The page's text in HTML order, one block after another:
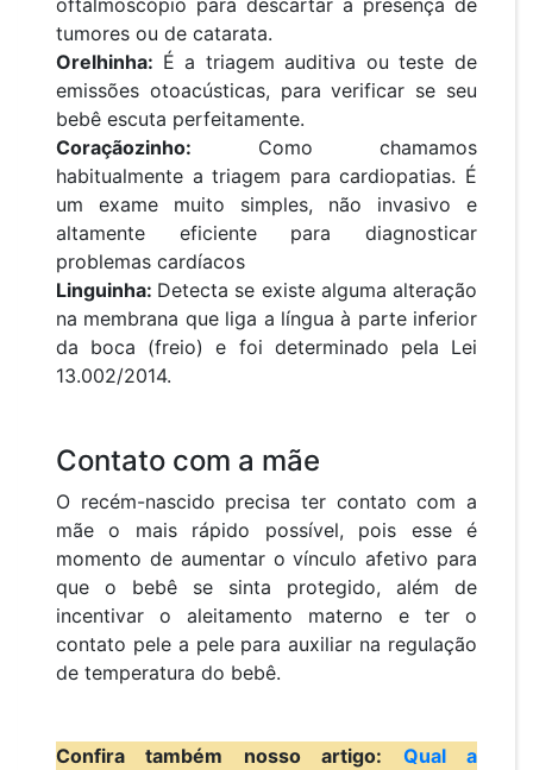
oftalmoscópio para descartar a presença de
tumores ou de catarata.
Orelhinha: É a triagem auditiva ou teste de
emissões otoacústicas, para verificar se seu
bebê escuta perfeitamente.
Coraçãozinho: Como chamamos
habitualmente a triagem para cardiopatias. É
um exame muito simples, não invasivo e
altamente eficiente para diagnosticar
problemas cardíacos
Linguinha: Detecta se existe alguma alteração
na membrana que liga a língua à parte inferior
da boca (freio) e foi determinado pela Lei
13.002/2014.
Contato com a mãe
O recém-nascido precisa ter contato com a
mãe o mais rápido possível, pois esse é
momento de aumentar o vínculo afetivo para
que o bebê se sinta protegido, além de
incentivar o aleitamento materno e ter o
contato pele a pele para auxiliar na regulação
de temperatura do bebê.
Confira também nosso artigo: Qual a